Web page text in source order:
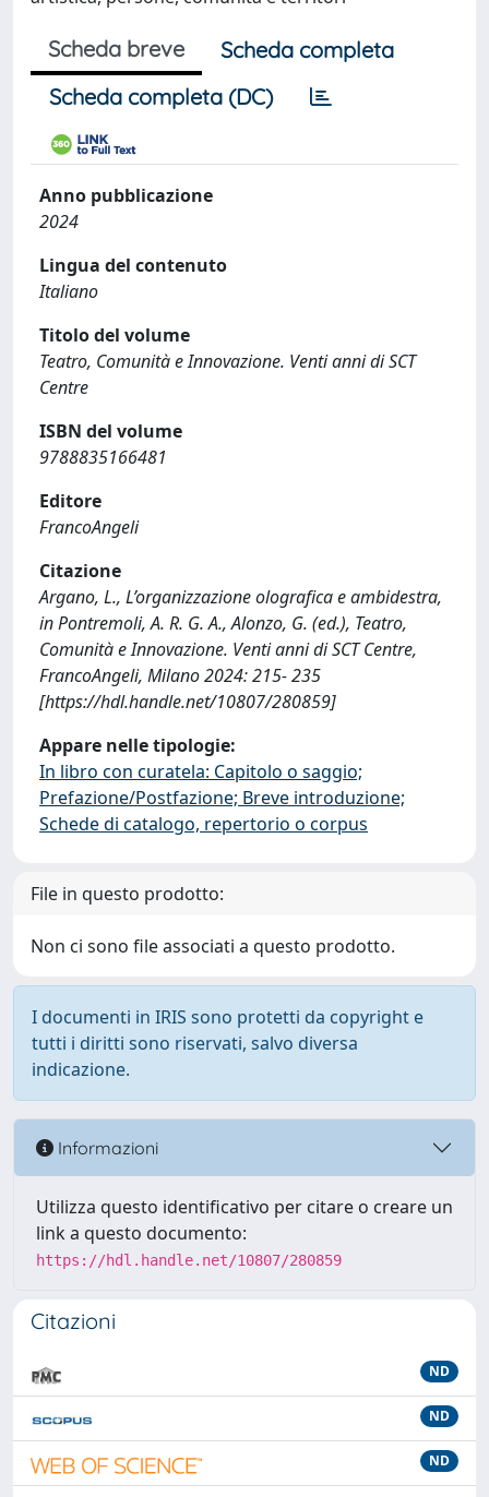
Scheda breve
Scheda completa
Scheda completa (DC)
Anno pubblicazione
2024
Lingua del contenuto
Italiano
Titolo del volume
Teatro, Comunità e Innovazione. Venti anni di SCT
Centre
ISBN del volume
9788835166481
Editore
FrancoAngeli
Citazione
Argano, L., L’organizzazione olografica e ambidestra,
in Pontremoli, A. R. G. A., Alonzo, G. (ed.), Teatro,
Comunità e Innovazione. Venti anni di SCT Centre,
FrancoAngeli, Milano 2024: 215- 235
[https://hdl.handle.net/10807/280859]
Appare nelle tipologie:
In libro con curatela: Capitolo o saggio;
Prefazione/Postfazione; Breve introduzione;
Schede di catalogo, repertorio o corpus
File in questo prodotto:
Non ci sono file associati a questo prodotto.
I documenti in IRIS sono protetti da copyright e
tutti i diritti sono riservati, salvo diversa
indicazione.
Informazioni
Utilizza questo identificativo per citare o creare un
link a questo documento:
https://hdl.handle.net/10807/280859
Citazioni
ND
ND
ND